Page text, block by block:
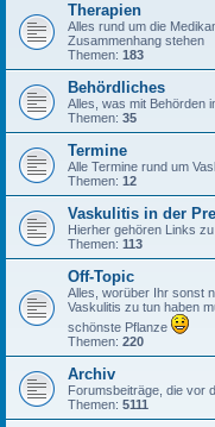
Therapien
Alles rund um die
Zusammenhang stehen
Themen: 183
Behördliches
Alles, was mit Behörden
Themen: 35
Termine
Alle Termine rund um
Themen: 12
Vaskulitis in der
Hierher gehören Links zu
Themen: 113
Off-Topic
Alles, worüber Ihr sonst
Vaskulitis zu tun haben
schönste Pflanze
Themen: 220
Archiv
Forumsbeiträge, die vor
Themen: 5111